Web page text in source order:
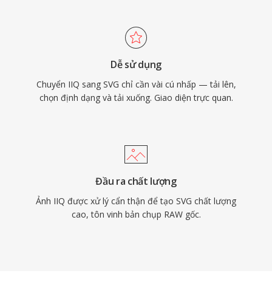
Dễ sử dụng
Chuyển IIQ sang SVG chỉ cần vài cú nhấp — tải lên,
chọn định dạng và tải xuống. Giao diện trực quan.
Đầu ra chất lượng
Ảnh IIQ được xử lý cẩn thận để tạo SVG chất lượng
cao, tôn vinh bản chụp RAW gốc.